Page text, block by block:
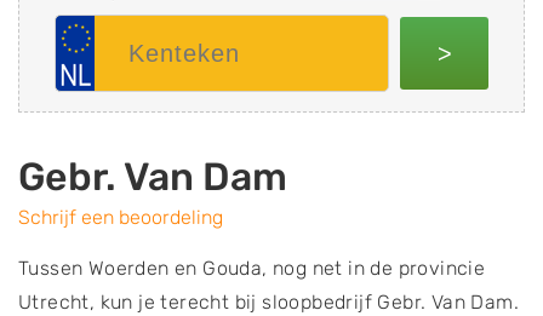
>
Gebr. Van Dam
Schrijf een beoordeling
Tussen Woerden en Gouda, nog net in de provincie
Utrecht, kun je terecht bij sloopbedrijf Gebr. Van Dam.